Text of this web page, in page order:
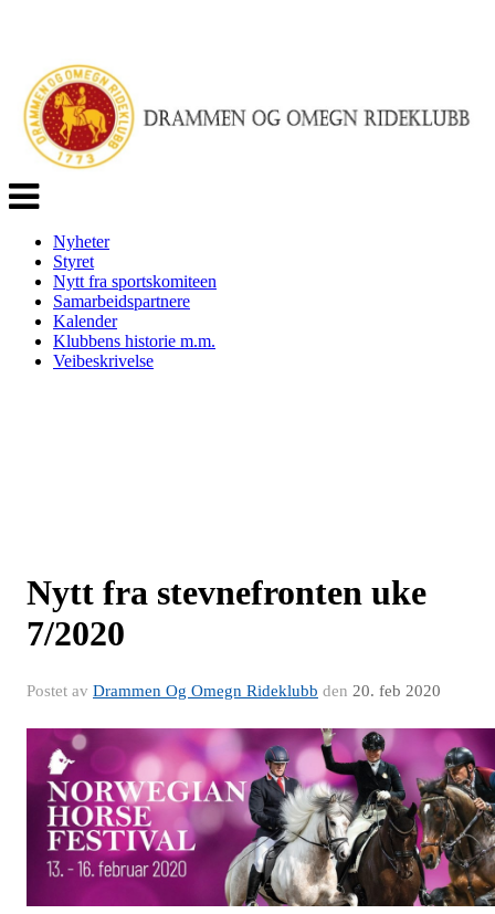
Veksle
navigasjon
Nyheter
Styret
Nytt fra sportskomiteen
Samarbeidspartnere
Kalender
Klubbens historie m.m.
Veibeskrivelse
Nytt fra stevnefronten uke
7/2020
Postet av Drammen Og Omegn Rideklubb den 20. feb 2020